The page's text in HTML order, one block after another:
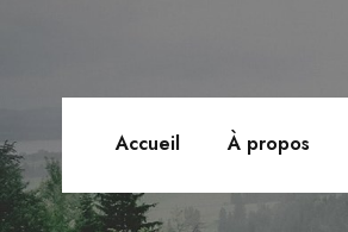
Accueil À propos